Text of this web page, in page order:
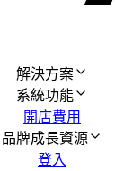
解決方案
系統功能
開店費用
品牌成長資源
登入